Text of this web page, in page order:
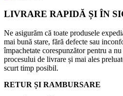
LIVRARE RAPIDĂ ȘI ÎN
Ne asigurăm că toate produsele
mai bună stare, fără defecte sau
împachetate corespunzător pentru a
procesului de livrare și mai ales
scurt timp posibil.
RETUR ȘI RAMBURSARE